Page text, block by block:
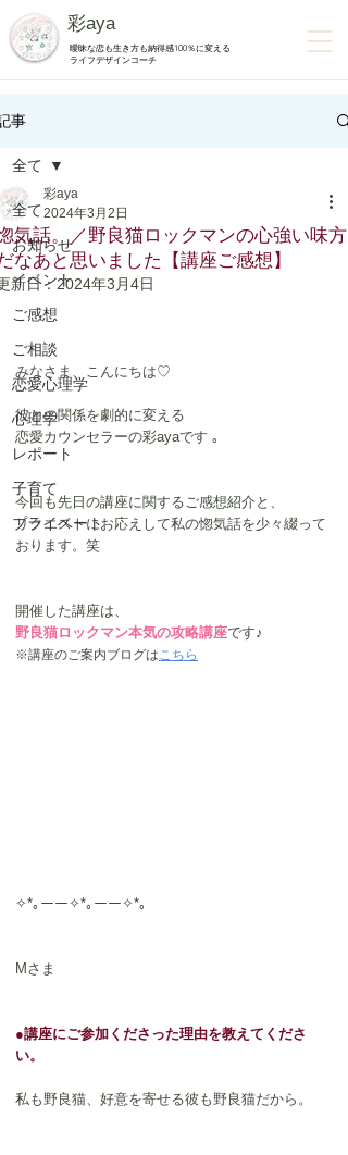
彩aya
曖昧な恋も生き方も納得感100％に変える
ライフデザインコーチ
事
全て
お知らせ
イベント
ご感想
ご相談
恋愛心理学
心理学
レポート
子育て
プライベート
全て
気話。／野良猫ロックマンの心強い味方
なあと思いました【講座ご感想】
彩aya
2024年3月2日
新日：2024年3月4日
みなさま、こんにちは♡
彼との関係を劇的に変える
恋愛カウンセラーの彩ayaです ｡
今回も先日の講座に関するご感想紹介と、
リクエストにお応えして私の惚気話を少々綴って
おります。笑
開催した講座は、
野良猫ロックマン本気の攻略講座です♪
※講座のご案内ブログはこちら
✧*｡ーー✧*｡ーー✧*｡
Mさま
●講座にご参加くださった理由を教えてくださ
い。
私も野良猫、好意を寄せる彼も野良猫だから。